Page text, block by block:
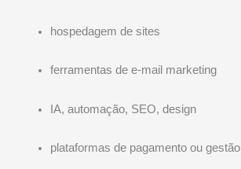
hospedagem de sites
ferramentas de e-mail marketing
IA, automação, SEO, design
plataformas de pagamento ou gestão